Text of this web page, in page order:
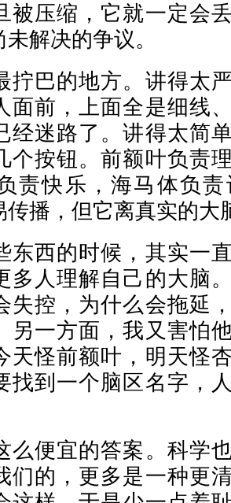
被压缩，它就一定会
解决的争议。
拧巴的地方。讲得太
面前，上面全是细线
经迷路了。讲得太简
个按钮。前额叶负责
责快乐，海马体负
传播，但它离真实的大
东西的时候，其实一
多人理解自己的大脑
失控，为什么会拖延
另一方面，我又害怕
天怪前额叶，明天怪
找到一个脑区名字，
么便宜的答案。科学
们的，更多是一种更